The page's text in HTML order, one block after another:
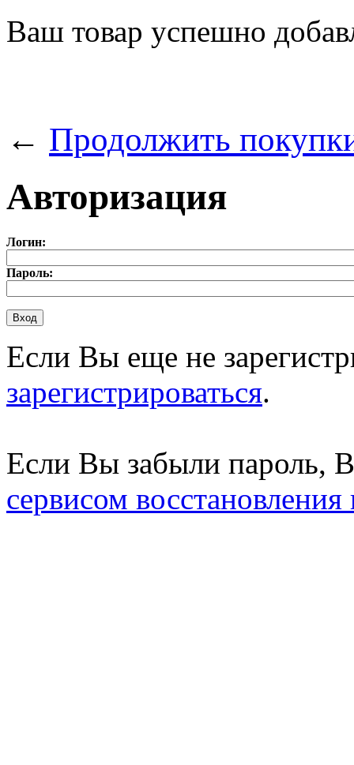
Ваш товар успешно
← Продолжить
Авторизация
Логин:
Пароль:
Если Вы еще не
зарегистрироваться.
Если Вы забыли пароль,
сервисом восстановления